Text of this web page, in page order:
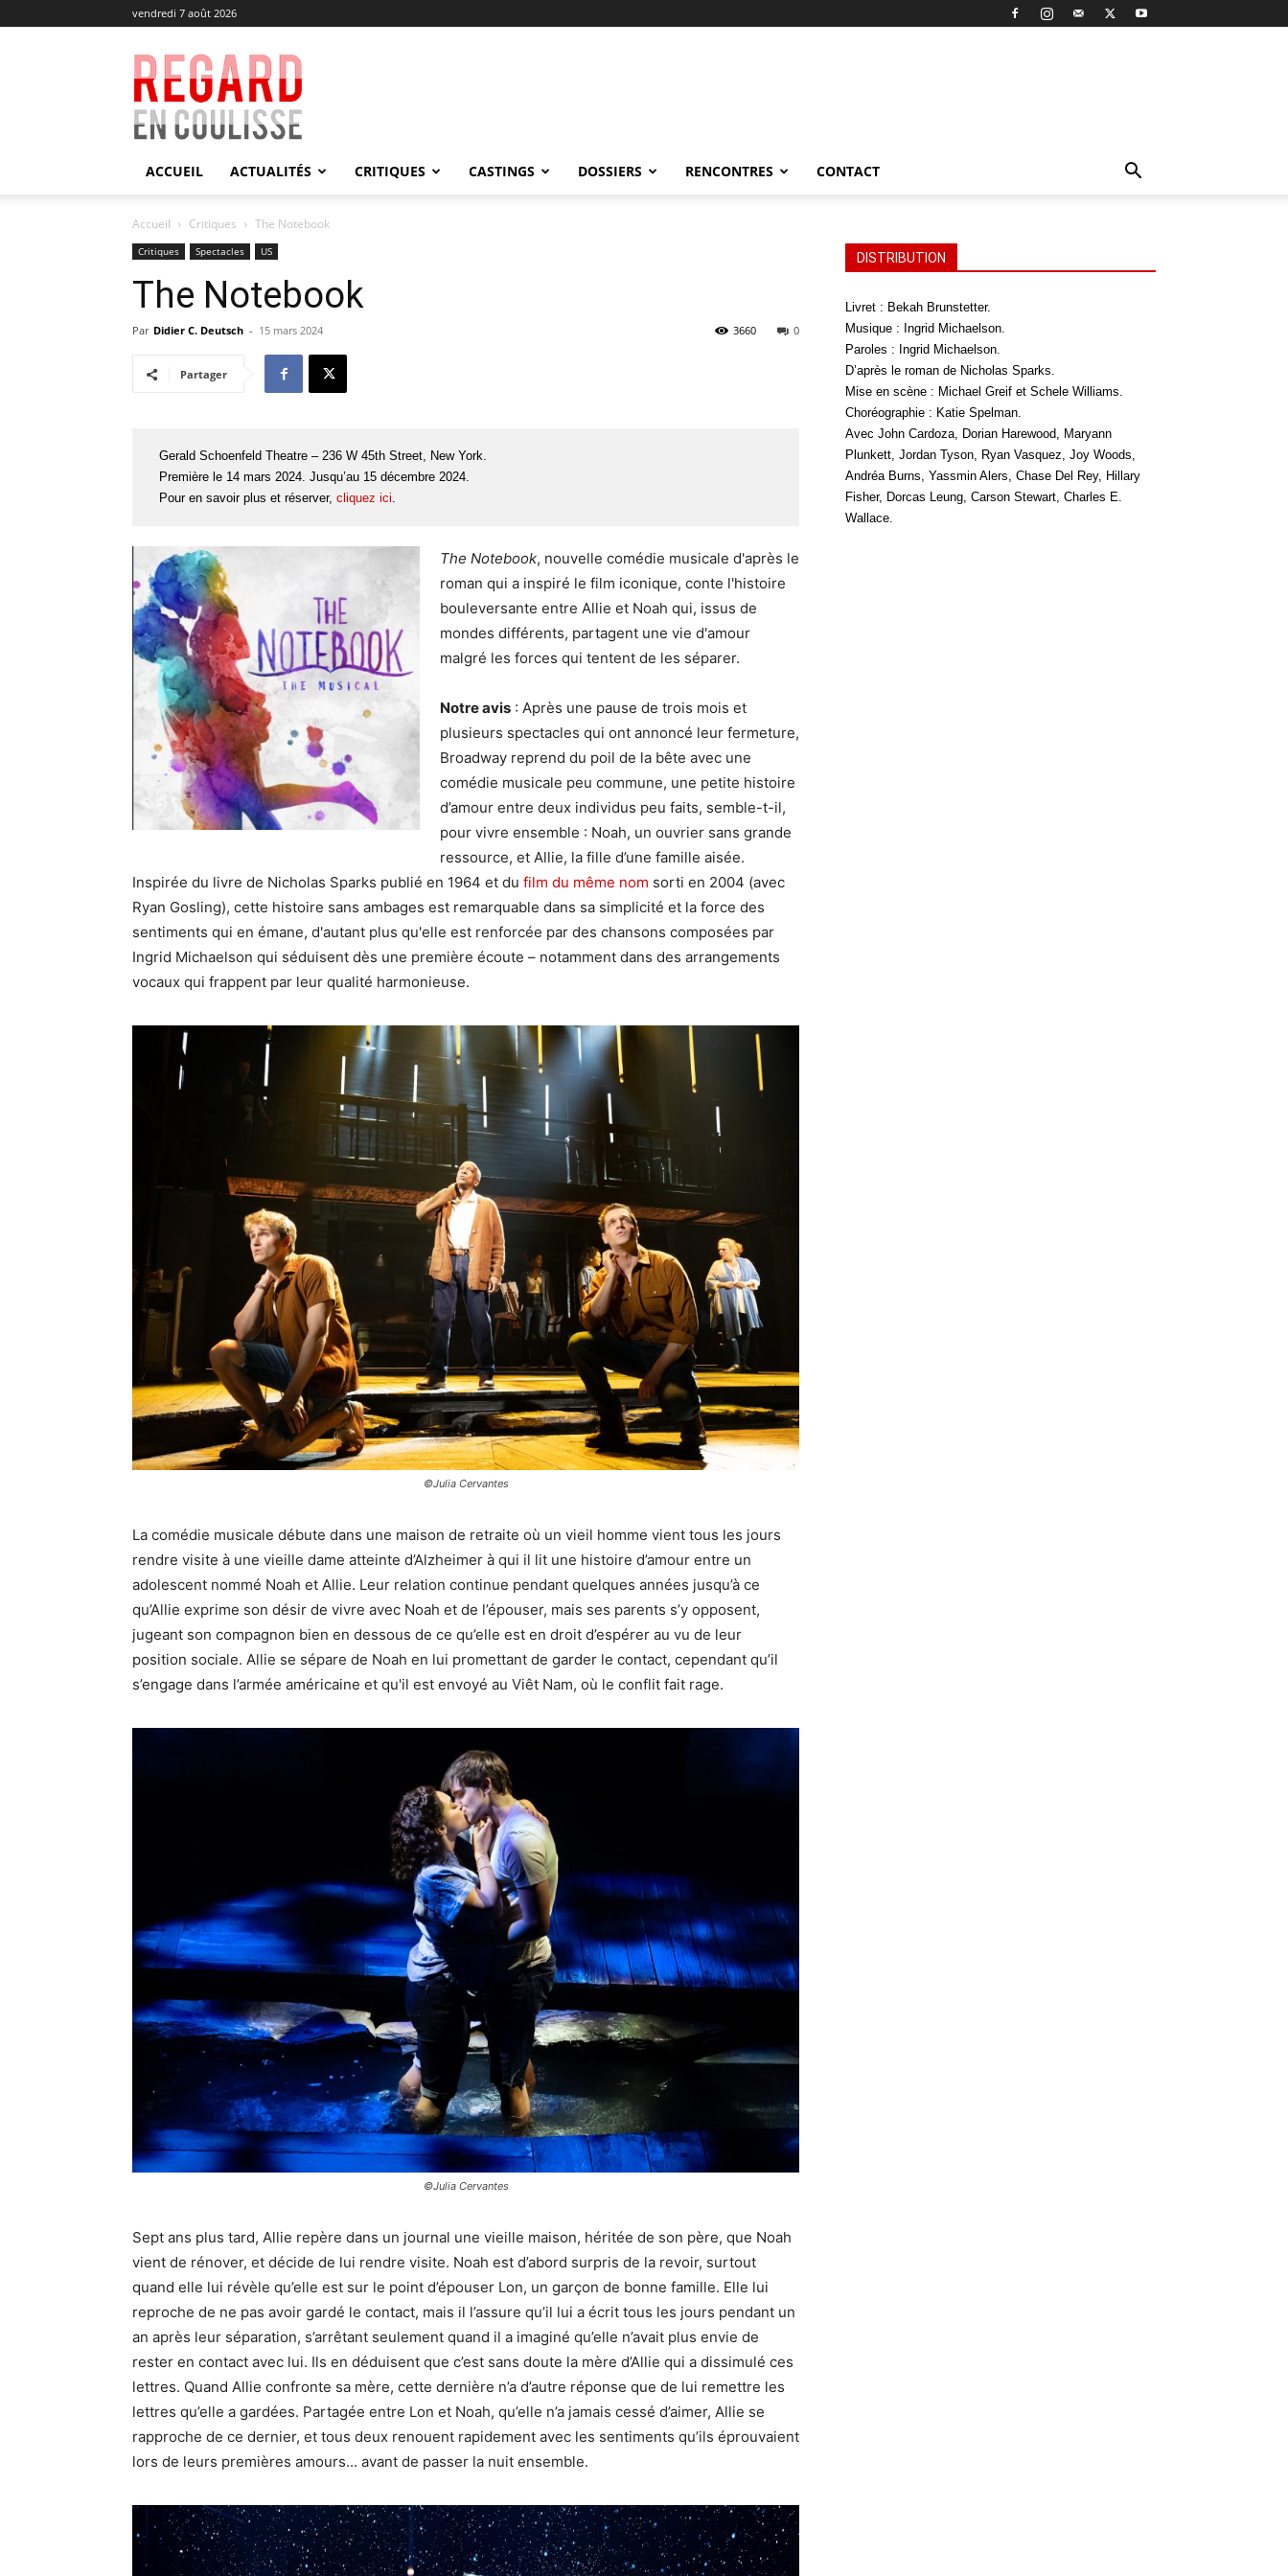
vendredi 7 août 2026
Regard
en
Coulisse
ACCUEIL ACTUALITÉS CRITIQUES CASTINGS DOSSIERS RENCONTRES CONTACT
Accueil Critiques The Notebook
Critiques Spectacles US
The Notebook
Par Didier C. Deutsch - 15 mars 2024 0
3660
Partager
Gerald Schoenfeld Theatre – 236 W 45th Street, New York.
Première le 14 mars 2024. Jusqu’au 15 décembre 2024.
Pour en savoir plus et réserver, cliquez ici.
The Notebook, nouvelle comédie musicale d'après le
roman qui a inspiré le film iconique, conte l'histoire
bouleversante entre Allie et Noah qui, issus de
mondes différents, partagent une vie d'amour
malgré les forces qui tentent de les séparer.
Notre avis : Après une pause de trois mois et
plusieurs spectacles qui ont annoncé leur fermeture,
Broadway reprend du poil de la bête avec une
comédie musicale peu commune, une petite histoire
d’amour entre deux individus peu faits, semble-t-il,
pour vivre ensemble : Noah, un ouvrier sans grande
ressource, et Allie, la fille d’une famille aisée.
Inspirée du livre de Nicholas Sparks publié en 1964 et du film du même nom sorti en 2004 (avec
Ryan Gosling), cette histoire sans ambages est remarquable dans sa simplicité et la force des
sentiments qui en émane, d'autant plus qu'elle est renforcée par des chansons composées par
Ingrid Michaelson qui séduisent dès une première écoute – notamment dans des arrangements
vocaux qui frappent par leur qualité harmonieuse.
©Julia Cervantes
La comédie musicale débute dans une maison de retraite où un vieil homme vient tous les jours
rendre visite à une vieille dame atteinte d’Alzheimer à qui il lit une histoire d’amour entre un
adolescent nommé Noah et Allie. Leur relation continue pendant quelques années jusqu’à ce
qu’Allie exprime son désir de vivre avec Noah et de l’épouser, mais ses parents s’y opposent,
jugeant son compagnon bien en dessous de ce qu’elle est en droit d’espérer au vu de leur
position sociale. Allie se sépare de Noah en lui promettant de garder le contact, cependant qu’il
s’engage dans l’armée américaine et qu'il est envoyé au Viêt Nam, où le conflit fait rage.
©Julia Cervantes
Sept ans plus tard, Allie repère dans un journal une vieille maison, héritée de son père, que Noah
vient de rénover, et décide de lui rendre visite. Noah est d’abord surpris de la revoir, surtout
quand elle lui révèle qu’elle est sur le point d’épouser Lon, un garçon de bonne famille. Elle lui
reproche de ne pas avoir gardé le contact, mais il l’assure qu’il lui a écrit tous les jours pendant un
an après leur séparation, s’arrêtant seulement quand il a imaginé qu’elle n’avait plus envie de
rester en contact avec lui. Ils en déduisent que c’est sans doute la mère d’Allie qui a dissimulé ces
lettres. Quand Allie confronte sa mère, cette dernière n’a d’autre réponse que de lui remettre les
lettres qu’elle a gardées. Partagée entre Lon et Noah, qu’elle n’a jamais cessé d’aimer, Allie se
rapproche de ce dernier, et tous deux renouent rapidement avec les sentiments qu’ils éprouvaient
lors de leurs premières amours... avant de passer la nuit ensemble.
DISTRIBUTION
Livret : Bekah Brunstetter.
Musique : Ingrid Michaelson.
Paroles : Ingrid Michaelson.
D’après le roman de Nicholas Sparks.
Mise en scène : Michael Greif et Schele Williams.
Choréographie : Katie Spelman.
Avec John Cardoza, Dorian Harewood, Maryann
Plunkett, Jordan Tyson, Ryan Vasquez, Joy Woods,
Andréa Burns, Yassmin Alers, Chase Del Rey, Hillary
Fisher, Dorcas Leung, Carson Stewart, Charles E.
Wallace.